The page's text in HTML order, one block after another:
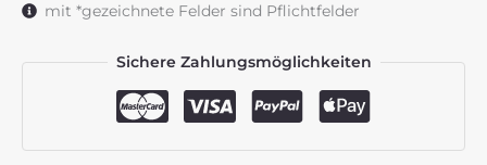
mit *gezeichnete Felder sind Pflichtfelder
Sichere Zahlungsmöglichkeiten